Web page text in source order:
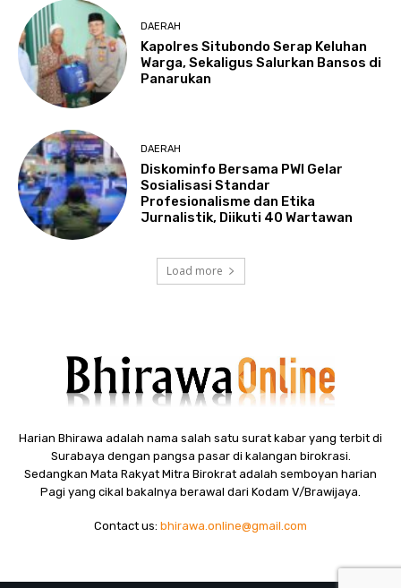
DAERAH
Kapolres Situbondo Serap Keluhan
Warga, Sekaligus Salurkan Bansos di
Panarukan
DAERAH
Diskominfo Bersama PWI Gelar
Sosialisasi Standar
Profesionalisme dan Etika
Jurnalistik, Diikuti 40 Wartawan
Load more
Harian Bhirawa adalah nama salah satu surat kabar yang terbit di
Surabaya dengan pangsa pasar di kalangan birokrasi.
Sedangkan Mata Rakyat Mitra Birokrat adalah semboyan harian
Pagi yang cikal bakalnya berawal dari Kodam V/Brawijaya.
Contact us: bhirawa.online@gmail.com